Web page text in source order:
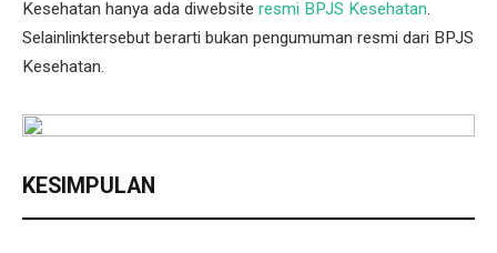
Kesehatan hanya ada diwebsite resmi BPJS Kesehatan
Selainlinktersebut berarti bukan pengumuman resmi dari BPJS
Kesehatan.
KESIMPULAN